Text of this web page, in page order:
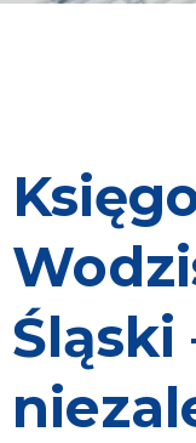
Śląski